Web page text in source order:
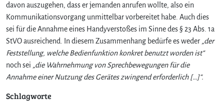
davon auszugehen, dass er jemanden anrufen wollte, also ein
Kommunikationsvorgang unmittelbar vorbereitet habe. Auch dies
sei für die Annahme eines Handyverstoßes im Sinne des § 23 Abs. 1a
StVO ausreichend. In diesem Zusammenhang bedürfe es weder „der
Feststellung, welche Bedienfunktion konkret benutzt worden ist“
noch sei „die Wahrnehmung von Sprechbewegungen für die
Annahme einer Nutzung des Gerätes zwingend erforderlich […]“.
Schlagworte